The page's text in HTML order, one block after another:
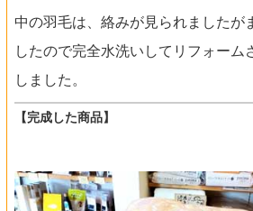
中の羽毛は、絡みが見られましたが
したので完全水洗いしてリフォーム
しました。
【完成した商品】